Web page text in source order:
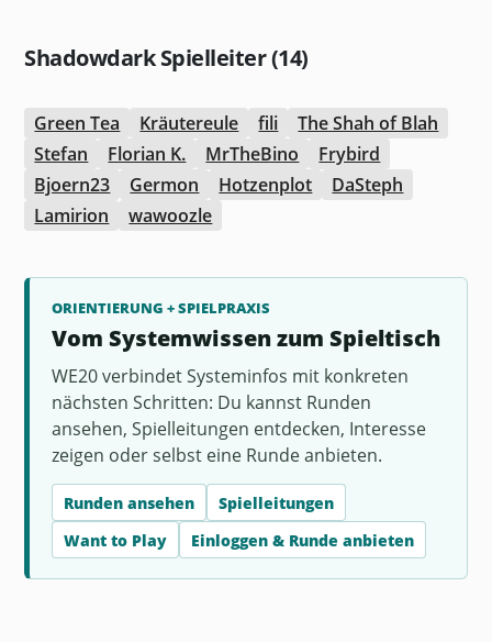
Shadowdark Spielleiter (14)
Green Tea Kräutereule fili
The Shah of Blah
Stefan
Florian K. MrTheBino
Frybird
Bjoern23
Germon Hotzenplot
DaSteph
Lamirion
wawoozle
ORIENTIERUNG + SPIELPRAXIS
Vom Systemwissen zum Spieltisch
WE20 verbindet Systeminfos mit konkreten
nächsten Schritten: Du kannst Runden
ansehen, Spielleitungen entdecken, Interesse
zeigen oder selbst eine Runde anbieten.
Runden ansehen
Spielleitungen
Want to Play
Einloggen & Runde anbieten